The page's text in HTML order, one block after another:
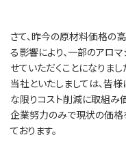
さて、昨今の原材料価格の
る影響により、一部のアロ
せていただくことになりまし
当社といたしましては、皆
な限りコスト削減に取組み
企業努力のみで現状の価格
ております。